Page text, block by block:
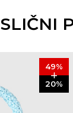
SLIČNI
49%
20%